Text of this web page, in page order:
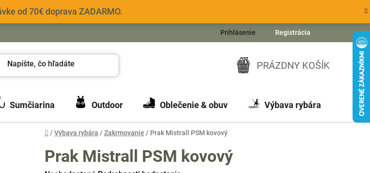
od 70€ doprava ZADARMO.
Prihlásenie Registrácia
NÁKUPNÝ
KOŠÍK
PRÁZDNY KOŠÍK
Sumčiarina Outdoor Oblečenie & obuv Výbava rybára
Domov
/ Výbava rybára / Zakrmovanie / Prak Mistrall PSM kovový
Prak Mistrall PSM kovový